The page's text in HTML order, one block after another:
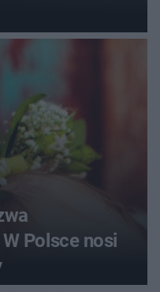
Polsce nosi